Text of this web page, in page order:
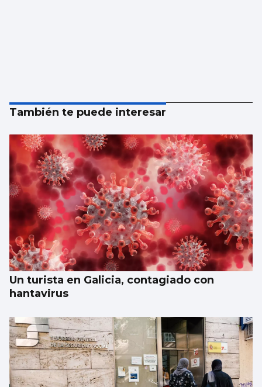
También te puede interesar
Un turista en Galicia, contagiado con
hantavirus